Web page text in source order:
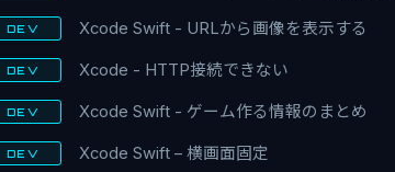
DEV Xcode Swift - URLから画像を表示する
DEV Xcode - HTTP接続できない
DEV Xcode Swift - ゲーム作る情報のまとめ
DEV Xcode Swift – 横画面固定